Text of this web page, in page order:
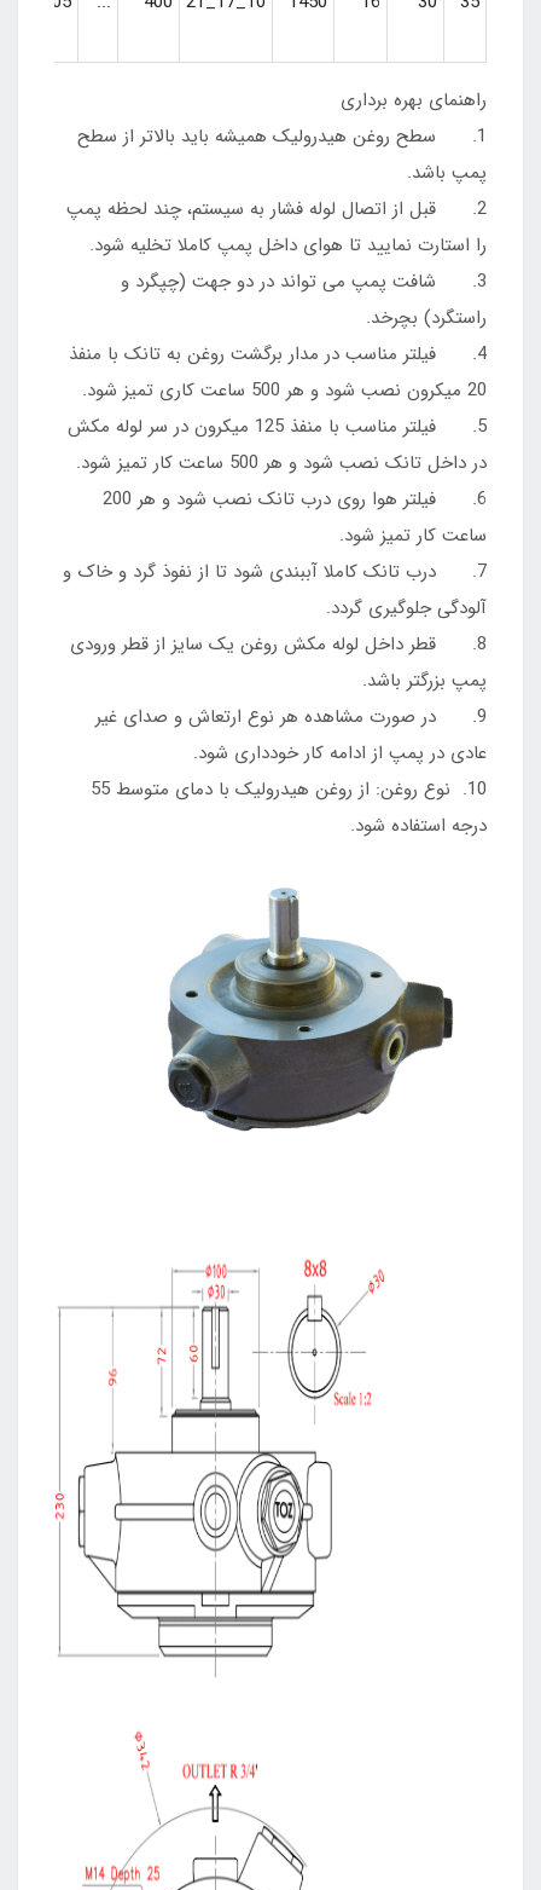
راهنمای بهره برداری
1. سطح روغن هیدرولیک همیشه باید بالاتر از سطح
پمپ باشد.
2. قبل از اتصال لوله فشار به سیستم، چند لحظه پمپ
را استارت نمایید تا هوای داخل پمپ کاملا تخلیه شود.
3. شافت پمپ می تواند در دو جهت (چپگرد و
راستگرد) بچرخد.
4. فیلتر مناسب در مدار برگشت روغن به تانک با منفذ
20 میکرون نصب شود و هر 500 ساعت کاری تمیز شود.
5. فیلتر مناسب با منفذ 125 میکرون در سر لوله مکش
در داخل تانک نصب شود و هر 500 ساعت کار تمیز شود.
6. فیلتر هوا روی درب تانک نصب شود و هر 200
ساعت کار تمیز شود.
7. درب تانک کاملا آببندی شود تا از نفوذ گرد و خاک و
آلودگی جلوگیری گردد.
8. قطر داخل لوله مکش روغن یک سایز از قطر ورودی
پمپ بزرگتر باشد.
9. در صورت مشاهده هر نوع ارتعاش و صدای غیر
عادی در پمپ از ادامه کار خودداری شود.
10. نوع روغن: از روغن هیدرولیک با دمای متوسط 55
درجه استفاده شود.